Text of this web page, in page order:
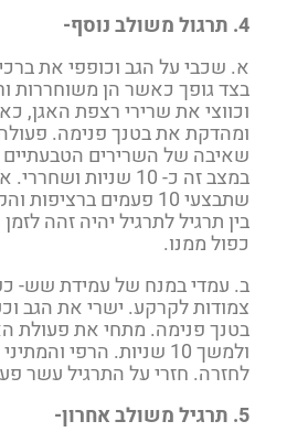
4. תרגול משולב נוסף-
א. שכבי על הגב וכופפי את
בצד גופך כאשר הן משוחררות
וכווצי את שרירי רצפת האגן,
ומהדקת את בטנך פנימה.
שאיבה של השרירים הטבעתיים
במצב זה כ- 10 שניות
שתבצעי 10 פעמים
בין תרגיל לתרגיל יהיה זהה
כפול ממנו.
ב. עמדי במנח של עמידת שש-
צמודות לקרקע. ישרי את הגב
בטנך פנימה. מתחי את פעולת
לחזרה. חזרי על התרגיל עשר
5. תרגיל משולב אחרון-